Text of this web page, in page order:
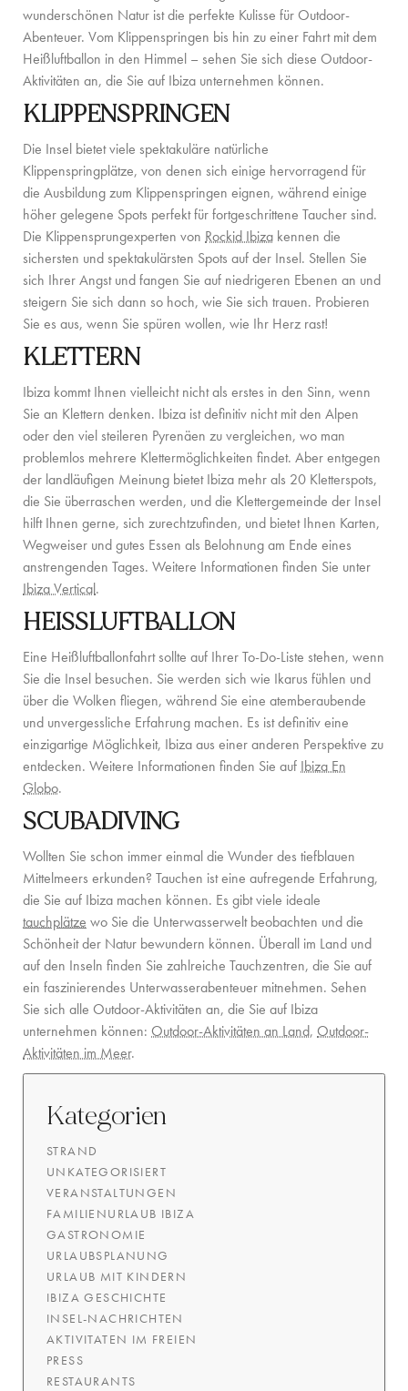
AUTOVERMIETUNG
BOOTCHARTER-FLOTTE
PRIVATE CHEF AND BAR SERVICES
FAMILIENERLEBNISSE
CONCIERGE
DER INSEL-GUIDE
NEWS
ÜBER UNS
ÜBER UNS
VILLA-BESITZER
FAMILIENFREUNDLICH
NACHHALTIGKEIT
BUCHUNGSBEDINGUNGEN
KONTAKT
wunderschönen Natur ist die perfekte Kulisse für Outdoor-
Abenteuer. Vom Klippenspringen bis hin zu einer Fahrt mit dem
Heißluftballon in den Himmel – sehen Sie sich diese Outdoor-
Aktivitäten an, die Sie auf Ibiza unternehmen können.
KLIPPENSPRINGEN
Die Insel bietet viele spektakuläre natürliche
Klippenspringplätze, von denen sich einige hervorragend für
die Ausbildung zum Klippenspringen eignen, während einige
höher gelegene Spots perfekt für fortgeschrittene Taucher sind.
Die Klippensprungexperten von Rockid Ibiza kennen die
sichersten und spektakulärsten Spots auf der Insel. Stellen Sie
sich Ihrer Angst und fangen Sie auf niedrigeren Ebenen an und
steigern Sie sich dann so hoch, wie Sie sich trauen. Probieren
Sie es aus, wenn Sie spüren wollen, wie Ihr Herz rast!
KLETTERN
Ibiza kommt Ihnen vielleicht nicht als erstes in den Sinn, wenn
Sie an Klettern denken. Ibiza ist definitiv nicht mit den Alpen
oder den viel steileren Pyrenäen zu vergleichen, wo man
problemlos mehrere Klettermöglichkeiten findet. Aber entgegen
der landläufigen Meinung bietet Ibiza mehr als 20 Kletterspots,
die Sie überraschen werden, und die Klettergemeinde der Insel
hilft Ihnen gerne, sich zurechtzufinden, und bietet Ihnen Karten,
Wegweiser und gutes Essen als Belohnung am Ende eines
anstrengenden Tages. Weitere Informationen finden Sie unter
Ibiza Vertical.
HEISSLUFTBALLON
Eine Heißluftballonfahrt sollte auf Ihrer To-Do-Liste stehen, wenn
Sie die Insel besuchen. Sie werden sich wie Ikarus fühlen und
über die Wolken fliegen, während Sie eine atemberaubende
und unvergessliche Erfahrung machen. Es ist definitiv eine
einzigartige Möglichkeit, Ibiza aus einer anderen Perspektive zu
entdecken. Weitere Informationen finden Sie aufIbiza En
Globo.
SCUBADIVING
Wollten Sie schon immer einmal die Wunder des tiefblauen
Mittelmeers erkunden? Tauchen ist eine aufregende Erfahrung,
die Sie auf Ibiza machen können. Es gibt viele ideale
tauchplätze wo Sie die Unterwasserwelt beobachten und die
Schönheit der Natur bewundern können. Überall im Land und
auf den Inseln finden Sie zahlreiche Tauchzentren, die Sie auf
ein faszinierendes Unterwasserabenteuer mitnehmen. Sehen
Sie sich alle Outdoor-Aktivitäten an, die Sie auf Ibiza
unternehmen können: Outdoor-Aktivitäten an Land, Outdoor-
Aktivitäten im Meer.
Kategorien
STRAND
UNKATEGORISIERT
VERANSTALTUNGEN
FAMILIENURLAUB IBIZA
GASTRONOMIE
URLAUBSPLANUNG
URLAUB MIT KINDERN
IBIZA GESCHICHTE
INSEL-NACHRICHTEN
AKTIVITATEN IM FREIEN
PRESS
RESTAURANTS